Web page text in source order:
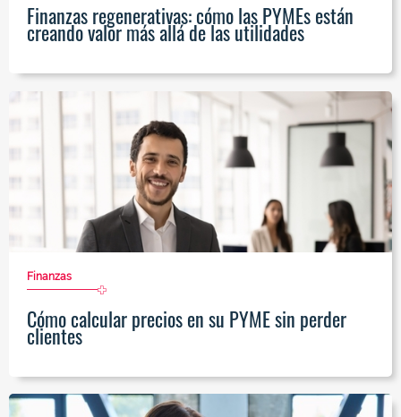
Finanzas regenerativas: cómo las PYMEs están
creando valor más allá de las utilidades
Finanzas
Cómo calcular precios en su PYME sin perder
clientes